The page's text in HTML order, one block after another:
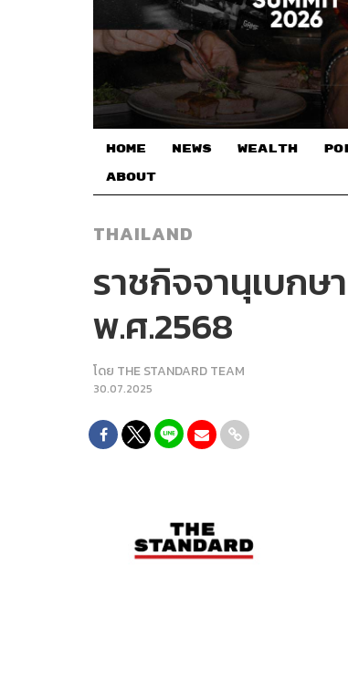
HOME NEWS WEALTH
ABOUT
THAILAND
ราชกิจจานุเบกษ
พ.ศ.2568
โดย THE STANDARD TEAM
30.07.2025